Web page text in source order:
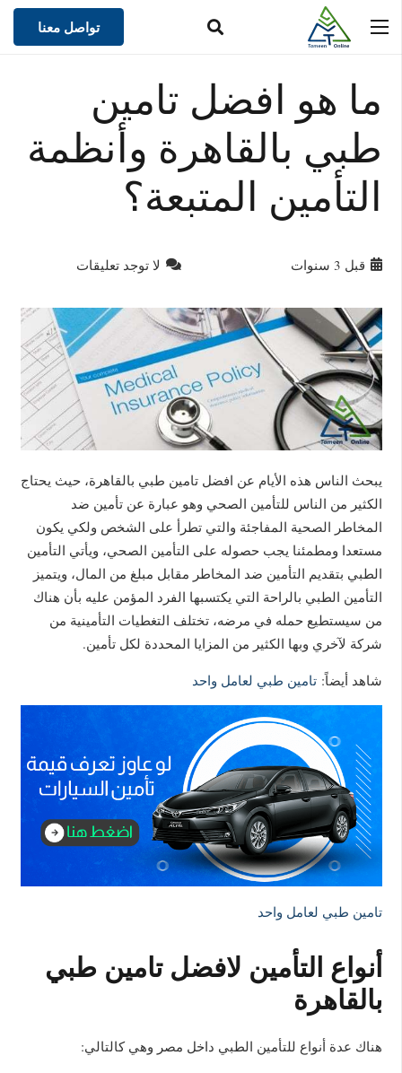
تواصل معنا
ما هو افضل تامين
طبي بالقاهرة وأنظمة
التأمين المتبعة؟
قبل 3 سنوات لا توجد تعليقات
يبحث الناس هذه الأيام عن افضل تامين طبي بالقاهرة، حيث يحتاج
الكثير من الناس للتأمين الصحي وهو عبارة عن تأمين ضد
المخاطر الصحية المفاجئة والتي تطرأ على الشخص ولكي يكون
مستعدا ومطمئنا يجب حصوله على التأمين الصحي، ويأتي التأمين
الطبي بتقديم التأمين ضد المخاطر مقابل مبلغ من المال، ويتميز
التأمين الطبي بالراحة التي يكتسبها الفرد المؤمن عليه بأن هناك
من سيستطيع حمله في مرضه، تختلف التغطيات التأمينية من
شركة لآخري وبها الكثير من المزايا المحددة لكل تأمين.
شاهد أيضاً:تامين طبي لعامل واحد
تامين طبي لعامل واحد
أنواع التأمين لافضل تامين طبي
بالقاهرة
هناك عدة أنواع للتأمين الطبي داخل مصر وهي كالتالي: